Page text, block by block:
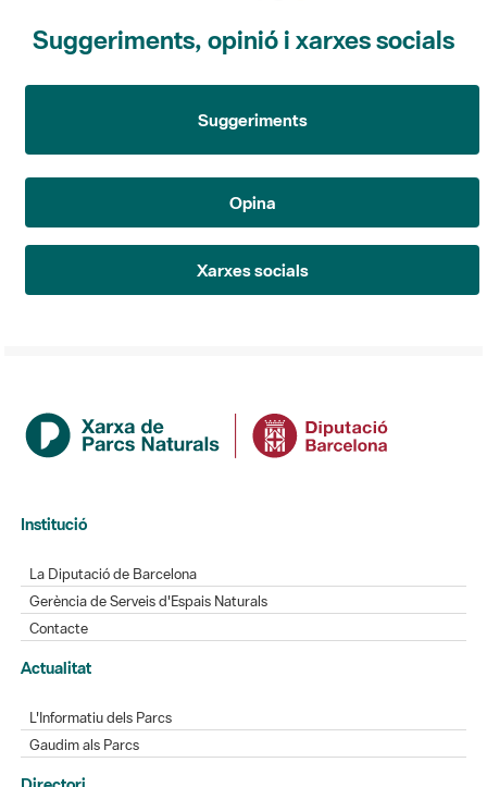
Suggeriments, opinió i xarxes socials
Suggeriments
Opina
Xarxes socials
Institució
La Diputació de Barcelona
Gerència de Serveis d'Espais Naturals
Contacte
Actualitat
L'Informatiu dels Parcs
Gaudim als Parcs